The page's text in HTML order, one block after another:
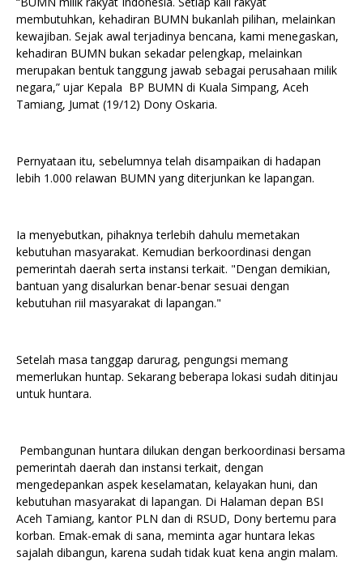
membutuhkan, kehadiran BUMN bukanlah pilihan, melainkan
kewajiban. Sejak awal terjadinya bencana, kami menegaskan,
kehadiran BUMN bukan sekadar pelengkap, melainkan
merupakan bentuk tanggung jawab sebagai perusahaan milik
negara,” ujar Kepala BP BUMN di Kuala Simpang, Aceh
Tamiang, Jumat (19/12) Dony Oskaria.
Pernyataan itu, sebelumnya telah disampaikan di hadapan
lebih 1.000 relawan BUMN yang diterjunkan ke lapangan.
Ia menyebutkan, pihaknya terlebih dahulu memetakan
kebutuhan masyarakat. Kemudian berkoordinasi dengan
pemerintah daerah serta instansi terkait. "Dengan demikian,
bantuan yang disalurkan benar-benar sesuai dengan
kebutuhan riil masyarakat di lapangan."
Setelah masa tanggap darurag, pengungsi memang
memerlukan huntap. Sekarang beberapa lokasi sudah ditinjau
untuk huntara.
Pembangunan huntara dilukan dengan berkoordinasi bersama
pemerintah daerah dan instansi terkait, dengan
mengedepankan aspek keselamatan, kelayakan huni, dan
kebutuhan masyarakat di lapangan. Di Halaman depan BSI
Aceh Tamiang, kantor PLN dan di RSUD, Dony bertemu para
korban. Emak-emak di sana, meminta agar huntara lekas
sajalah dibangun, karena sudah tidak kuat kena angin malam.